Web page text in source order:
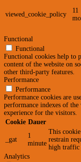
viewed_cookie_policy
11
Functional
Functional
Functional cookies help to
content of the website on
other third-party features.
Performance
Performance
Performance cookies are
performance indexes of
experience for the visitors.
Cookie Dauer
_gat
1
minute
This
restrain
high traffic
Analytics